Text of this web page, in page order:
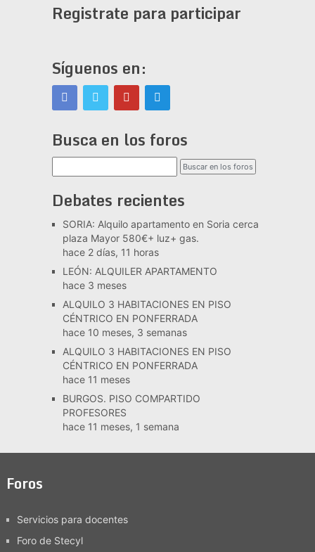
Registrate para participar
Síguenos en:
Busca en los foros
Debates recientes
SORIA: Alquilo apartamento en Soria cerca
plaza Mayor 580€+ luz+ gas.
hace 2 días, 11 horas
LEÓN: ALQUILER APARTAMENTO
hace 3 meses
ALQUILO 3 HABITACIONES EN PISO
CÉNTRICO EN PONFERRADA
hace 10 meses, 3 semanas
ALQUILO 3 HABITACIONES EN PISO
CÉNTRICO EN PONFERRADA
hace 11 meses
BURGOS. PISO COMPARTIDO
PROFESORES
hace 11 meses, 1 semana
Foros
Servicios para docentes
Foro de Stecyl